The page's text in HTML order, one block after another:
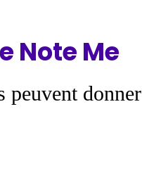
Note Me
peuvent donner